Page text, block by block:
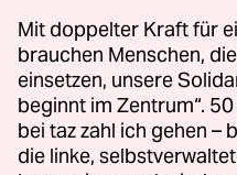
der
sondern könnte
Wirtschaftsressort
Für das
Mit doppelter Kraft für
brauchen Menschen,
einsetzen, unsere
beginnt im Zentrum“.
bei taz zahl ich gehen –
die linke,